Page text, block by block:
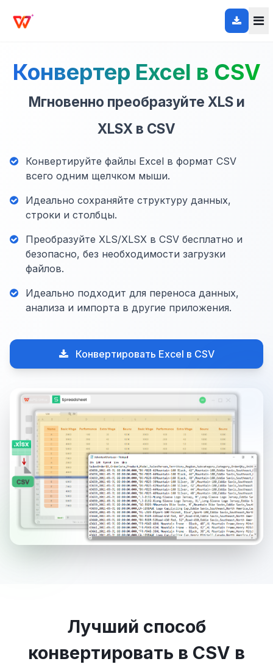
Конвертер Excel в CSV
Мгновенно преобразуйте XLS и
XLSX в CSV
Конвертируйте файлы Excel в формат CSV
всего одним щелчком мыши.
Идеально сохраняйте структуру данных,
строки и столбцы.
Преобразуйте XLS/XLSX в CSV бесплатно и
безопасно, без необходимости загрузки
файлов.
Идеально подходит для переноса данных,
анализа и импорта в другие приложения.
Конвертировать Excel в CSV
Лучший способ
конвертировать в CSV в